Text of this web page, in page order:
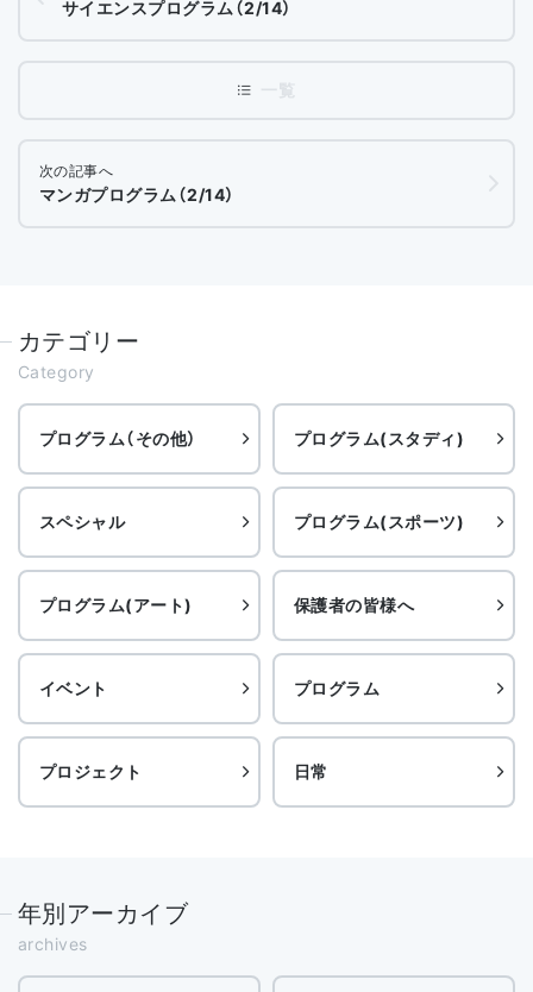
サイエンスプログラム（2/14）
次の記事へ
マンガプログラム（2/14）
カテゴリー
Category
プログラム（その他） プログラム(スタディ)
スペシャル プログラム(スポーツ)
プログラム(アート) 保護者の皆様へ
イベント プログラム
プロジェクト 日常
年別アーカイブ
archives